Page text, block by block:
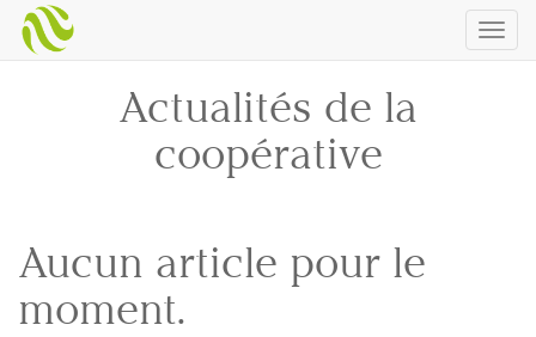
Actualités de la
coopérative
Aucun article pour le
moment.